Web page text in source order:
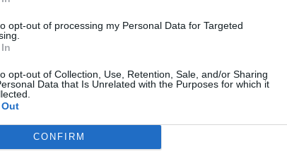
opt-out of processing my Personal Data for Targeted
opt-out of Collection, Use, Retention, Sale, and/or Sharing
Data that Is Unrelated with the Purposes for which it
CONFIRM
abbiamo a cuore l'informazione del nostro
sempre in prima linea per informarvi in modo